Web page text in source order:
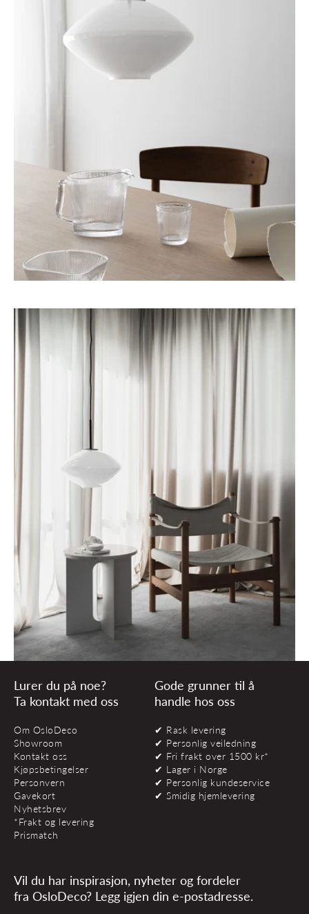
Lurer du på noe?
Ta kontakt med oss
Om OsloDeco
Showroom
Kontakt oss
Kjøpsbetingelser
Personvern
Gavekort
Nyhetsbrev
*Frakt og levering
Prismatch
Gode grunner til å
handle hos oss
✔ Rask levering
✔ Personlig veiledning
✔ Fri frakt over 1500 kr*
✔ Lager i Norge
✔ Personlig kundeservice
✔ Smidig hjemlevering
Vil du har inspirasjon, nyheter og fordeler
fra OsloDeco? Legg igjen din e-postadresse.